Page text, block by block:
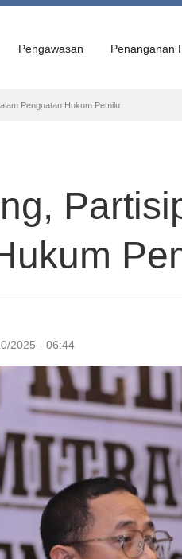
Pengawasan Penanganan
Penguatan Hukum Pemilu
2025 - 06:44